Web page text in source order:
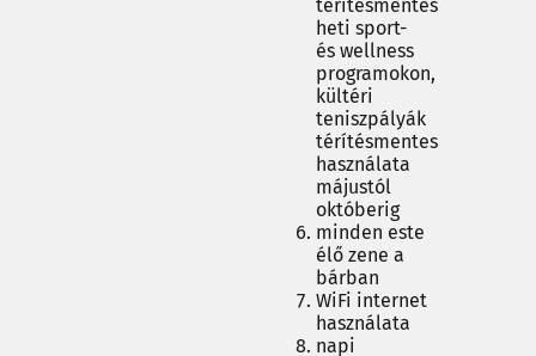
térítésmentes
heti sport-
és wellness
programokon,
kültéri
teniszpályák
térítésmentes
használata
májustól
októberig
minden este
élő zene a
bárban
WiFi internet
használata
napi